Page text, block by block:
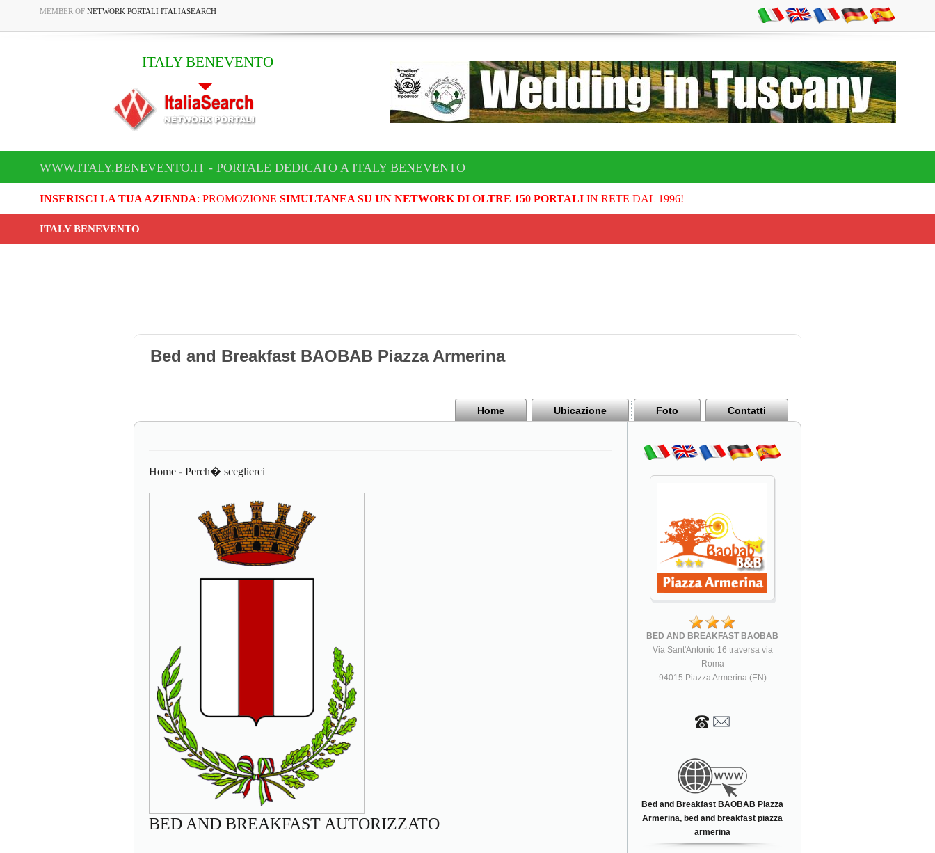
MEMBER OF NETWORK PORTALI ITALIASEARCH
ITALY BENEVENTO
WWW.ITALY.BENEVENTO.IT - PORTALE DEDICATO A ITALY BENEVENTO
INSERISCI LA TUA AZIENDA: PROMOZIONE SIMULTANEA SU UN NETWORK DI OLTRE 150 PORTALIIN RETE DAL 1996!
ITALY BENEVENTO
Bed and Breakfast BAOBAB Piazza Armerina
Home Ubicazione Foto Contatti
Home - Perch� sceglierci
BED AND BREAKFAST AUTORIZZATO
BED AND BREAKFAST BAOBAB
Via Sant'Antonio 16 traversa via
Roma
94015 Piazza Armerina (EN)
Bed and Breakfast BAOBAB Piazza
Armerina, bed and breakfast piazza
armerina